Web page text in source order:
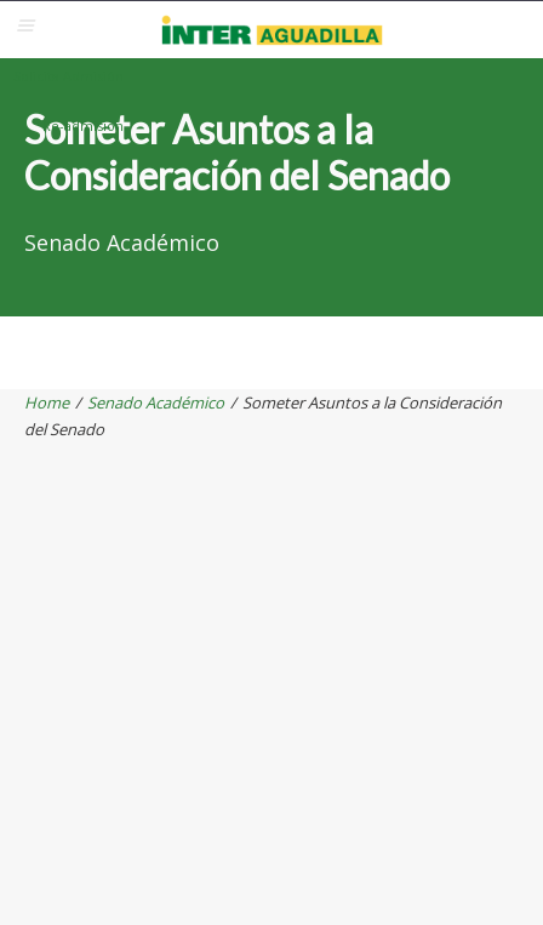
Correo Electrónico
Re-admisión
Someter Asuntos a la
Consideración del Senado
Senado Académico
Home /Senado Académico /Someter Asuntos a la Consideración
del Senado